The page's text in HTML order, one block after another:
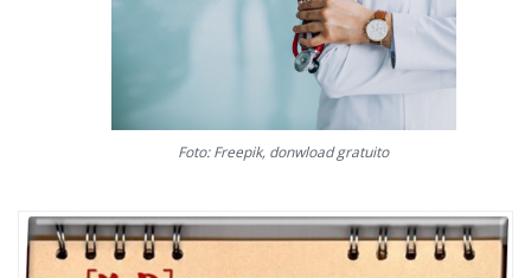
Foto: Freepik, donwload gratuito